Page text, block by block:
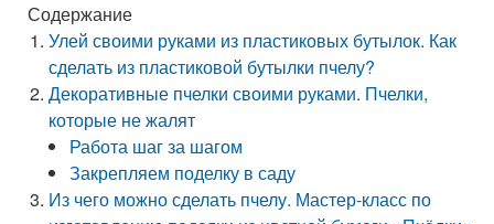
Содержание
Улей своими руками из пластиковых бутылок. Как
сделать из пластиковой бутылки пчелу?
Декоративные пчелки своими руками. Пчелки,
которые не жалят
Работа шаг за шагом
Закрепляем поделку в саду
Из чего можно сделать пчелу. Мастер-класс по